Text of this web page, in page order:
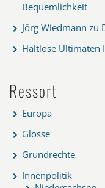
Bequemlichkeit
Jörg Wiedmann zu
Haltlose Ultimaten
Ressort
Europa
Glosse
Grundrechte
Innenpolitik